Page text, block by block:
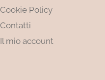
Cookie Policy
Contatti
Il mio account